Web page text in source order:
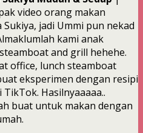
video orang makan
jadi Ummi pun nekad
kami anak
and grill hehehe.
office, lunch steamboat
eksperimen dengan resipi
Hasilnyaaaaa..
buat untuk makan dengan